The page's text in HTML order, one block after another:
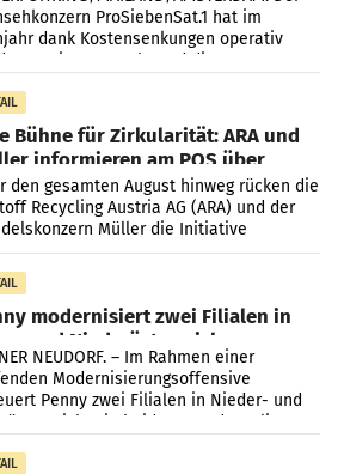
ProSiebenSat.1 hat im
dank Kostensenkungen operativ
Gewinn gemacht und die
Bühne für Zirkularität: ARA und
informieren am POS über
den gesamten August hinweg rücken die
Recycling Austria AG (ARA) und der
Müller die Initiative
Helden“ in allen österreichischen
Filialen
modernisiert zwei Filialen in
und Niederösterreich
NEUDORF. – Im Rahmen einer
Modernisierungsoffensive
Penny zwei Filialen in Nieder- und
Die beiden Standorte liegen